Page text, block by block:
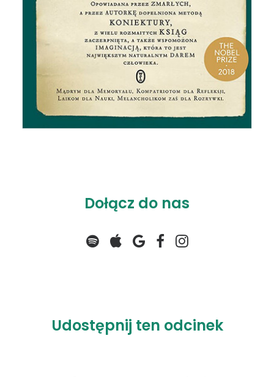
Dołącz do nas
Udostępnij ten odcinek